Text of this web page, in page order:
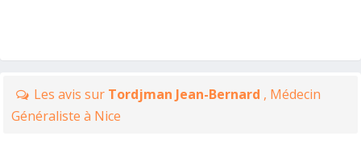
Les avis sur Tordjman Jean-Bernard , Médecin
Généraliste à Nice